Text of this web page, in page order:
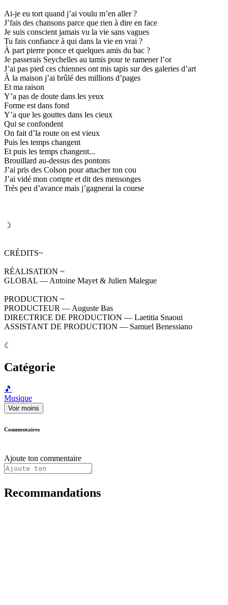
Ai-je eu tort quand j’ai voulu m’en aller ?
J’fais des chansons parce que rien à dire en face
Je suis conscient jamais vu la vie sans vagues
Tu fais confiance à qui dans la vie en vrai ?
À part pierre ponce et quelques amis du bac ?
Je passerais Seychelles au tamis pour te ramener l’or
J’ai pas pied ces chiennes ont mis tapis sur des galeries d’art
À la maison j’ai brûlé des millions d’pages
Et ma raison
Y’a pas de doute dans les yeux
Forme est dans fond
Y’a que les gouttes dans les cieux
Qui se confondent
On fait d’la route on est vieux
Puis les temps changent
Et puis les temps changent...
Brouillard au-dessus des pontons
J’ai pris des Colson pour attacher ton cou
J’ai vidé mon compte et dit des mensonges
Très peu d’avance mais j’gagnerai la course
☽
CRÉDITS~
RÉALISATION ~
GLOBAL — Antoine Mayet & Julien Malegue
PRODUCTION ~
PRODUCTEUR — Auguste Bas
DIRECTRICE DE PRODUCTION — Laetitia Snaoui
ASSISTANT DE PRODUCTION — Samuel Benessiano
☾
Catégorie
🎵
Musique
Voir moins
Commentaires
Ajoute ton commentaire
Recommandations